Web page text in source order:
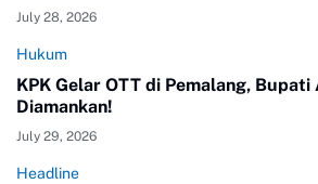
July 28, 2026
Hukum
KPK Gelar OTT di Pemalang,
Diamankan!
July 29, 2026
Headline